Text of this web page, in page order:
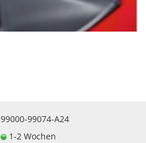
99000-99074-A24
1-2 Wochen